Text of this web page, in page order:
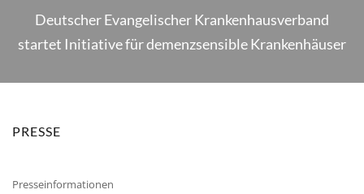
Deutscher Evangelischer Krankenhausverband
startet Initiative für demenzsensible Krankenhäuser
PRESSE
Presseinformationen